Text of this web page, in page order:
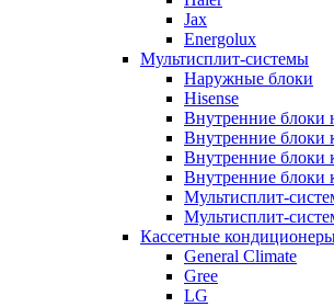
Jax
Energolux
Мультисплит-системы
Наружные блоки
Hisense
Внутренние блоки
Внутренние блоки
Внутренние блоки
Внутренние блоки
Мультисплит-
Мультисплит-
Кассетные
General Climate
Gree
LG